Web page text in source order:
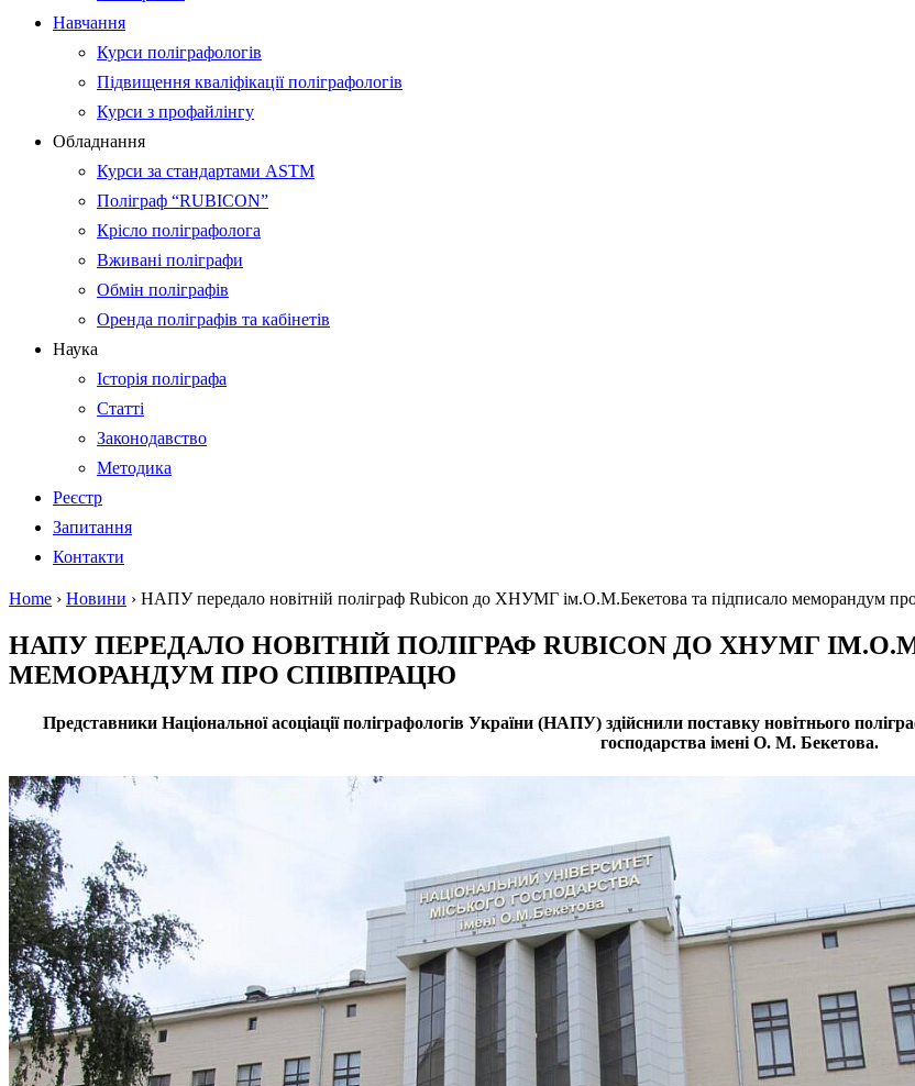
Навчання
Курси поліграфологів
Підвищення кваліфікації поліграфологів
Курси з профайлінгу
Обладнання
Курси за стандартами ASTM
Поліграф “RUBICON”
Крісло поліграфолога
Вживані поліграфи
Обмін поліграфів
Оренда поліграфів та кабінетів
Наука
Історія поліграфа
Статті
Законодавство
Методика
Реєстр
Запитання
Контакти
Home › Новини › НАПУ передало новітній поліграф Rubicon до ХНУМГ ім.О.М.Бекетова та підписало меморандум
НАПУ ПЕРЕДАЛО НОВІТНІЙ ПОЛІГРАФ RUBICON ДО ХНУМГ
МЕМОРАНДУМ ПРО СПІВПРАЦЮ
Представники Національної асоціації поліграфологів України (НАПУ) здійснили поставку новітнього
господарства імені О. М. Бекетова.